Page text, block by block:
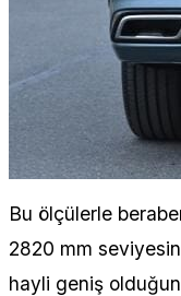
Bu ölçülerle
2820 mm
hayli geniş